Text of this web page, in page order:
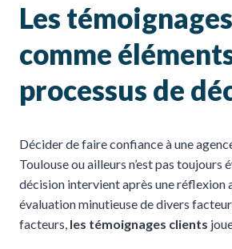
Les
comme
processus de
Décider de faire confiance à une
Toulouse ou ailleurs n’est pas toujours
décision intervient après une réflexion
évaluation minutieuse de divers
facteurs, les témoignages clients